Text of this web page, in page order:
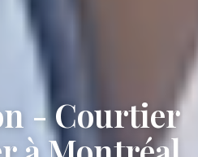
- Courtier